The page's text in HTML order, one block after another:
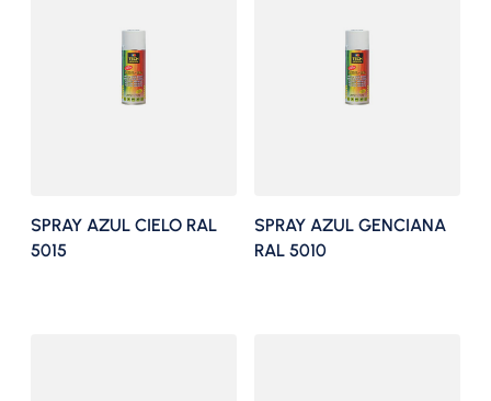
SPRAY AZUL CIELO RAL
5015
SPRAY AZUL GENCIANA
RAL 5010